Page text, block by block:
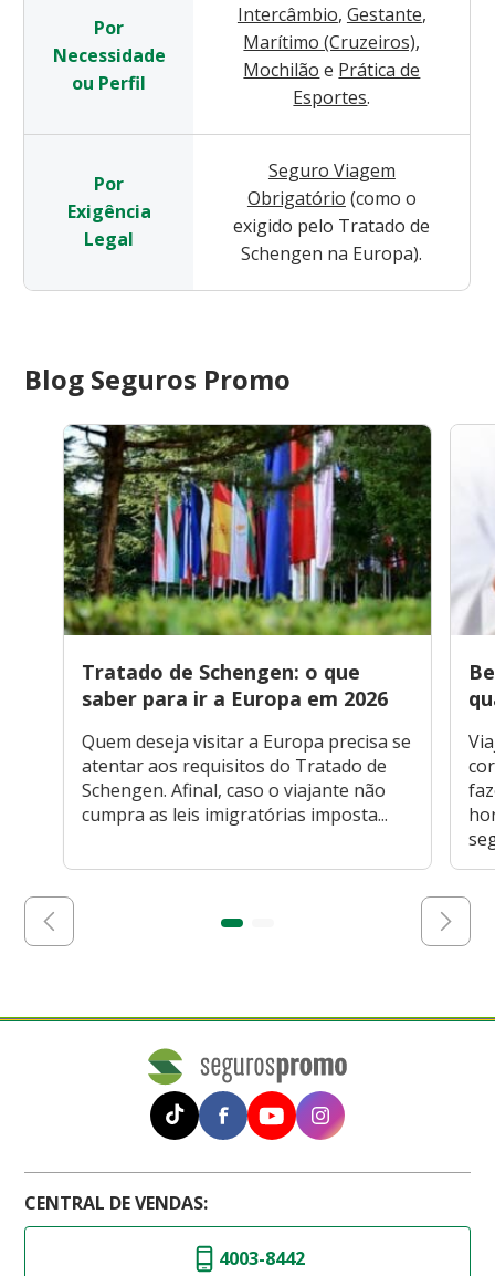
Por
Necessidade
ou Perfil
Intercâmbio, Gestante,
Marítimo (Cruzeiros),
Mochilão e Prática de
Esportes.
Por
Exigência
Legal
Seguro Viagem
Obrigatório (como o
exigido pelo Tratado de
Schengen na Europa).
Blog Seguros Promo
Tratado de Schengen: o que
saber para ir a Europa em 2026
Quem deseja visitar a Europa precisa se
atentar aos requisitos do Tratado de
Schengen. Afinal, caso o viajante não
cumpra as leis imigratórias imposta...
CENTRAL DE VENDAS:
4003-8442